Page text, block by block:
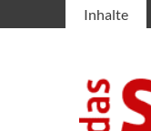
Inhalte